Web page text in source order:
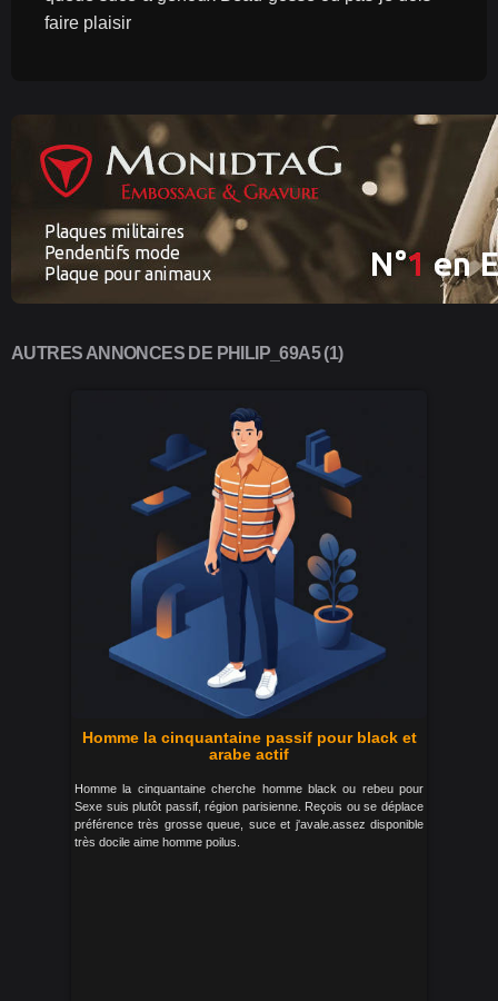
faire plaisir
AUTRES ANNONCES DE PHILIP_69A5 (1)
Homme la cinquantaine passif pour black et
arabe actif
Homme la cinquantaine cherche homme black ou rebeu pour
Sexe suis plutôt passif, région parisienne. Reçois ou se déplace
préférence très grosse queue, suce et j'avale.assez disponible
très docile aime homme poilus.